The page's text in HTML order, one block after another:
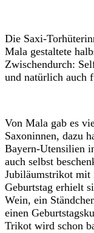
Die Saxi-
Mala gestaltete
Zwischendurch:
und natürlich auch
Von Mala gab es
Saxoninnen, dazu
Bayern-Utensilien
auch selbst
Jubiläumstrikot mit
Geburtstag erhielt
Wein, ein
einen
Trikot wird schon